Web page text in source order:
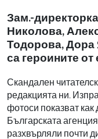
Зам.-
Николова,
Тодорова, Дора
са героините
Скандален
редакцията ни.
фотоси показват
Българската
разхвърляли почти